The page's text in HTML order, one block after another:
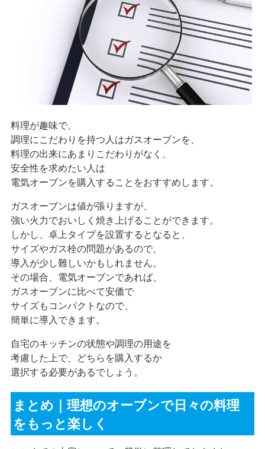
料理が趣味で、
調理にこだわりを持つ人はガスオーブンを、
料理の出来にあまりこだわりがなく、
安全性を求めたい人は
電気オーブンを購入することをおすすめします。
ガスオーブンは値が張りますが、
強い火力でおいしく焼き上げることができます。
しかし、卓上タイプを設置するとなると、
サイズやガス栓の問題があるので、
導入が少し難しいかもしれません。
その場合、電気オーブンであれば、
ガスオーブンに比べて安価で
サイズもコンパクトなので、
簡単に導入できます。
自宅のキッチンの状態や調理の用途を
考慮した上で、どちらを購入するか
選択する必要があるでしょう。
まとめ｜理想のオーブンで日々の料理
をもっと楽しく